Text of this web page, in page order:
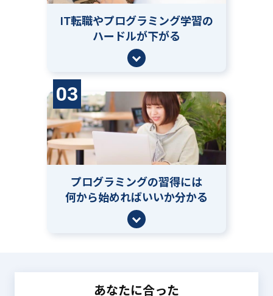
IT転職やプログラミング学習の
ハードルが下がる
03
プログラミングの習得には
何から始めればいいか分かる
あなたに合った